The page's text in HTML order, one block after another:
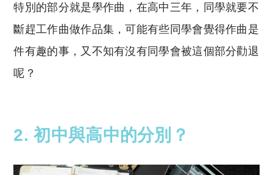
特別的部分就是學作曲，在高中三年，同學就要不
斷趕工作曲做作品集，可能有些同學會覺得作曲是
件有趣的事，又不知有沒有同學會被這個部分勸退
呢？
2. 初中與高中的分別？